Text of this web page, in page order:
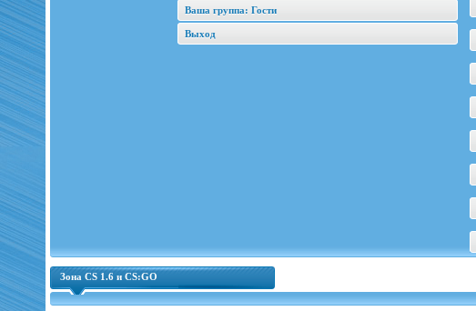
Ваша группа: Гости
Выход
Зона CS 1.6 и CS:GO